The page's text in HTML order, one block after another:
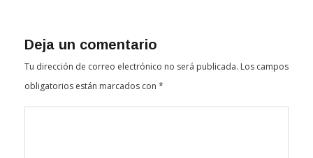
Deja un comentario
Tu dirección de correo electrónico no será publicada. Los campos
obligatorios están marcados con *